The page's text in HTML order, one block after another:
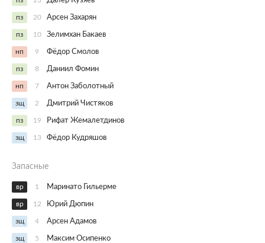
пз 20 Арсен Захарян
пз 10 Зелимхан Бакаев
нп 9 Фёдор Смолов
пз 8 Даниил Фомин
нп 7 Антон Заболотный
зщ 2 Дмитрий Чистяков
пз 19 Рифат Жемалетдинов
зщ 13 Фёдор Кудряшов
Запасные
вр 1 Маринато Гильерме
вр 12 Юрий Дюпин
зщ 4 Арсен Адамов
зщ 5 Максим Осипенко